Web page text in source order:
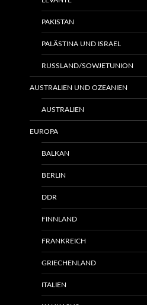
PAKISTAN
PALÄSTINA UND ISRAEL
RUSSLAND/SOWJETUNION
AUSTRALIEN UND OZEANIEN
AUSTRALIEN
EUROPA
BALKAN
BERLIN
DDR
FINNLAND
FRANKREICH
GRIECHENLAND
ITALIEN